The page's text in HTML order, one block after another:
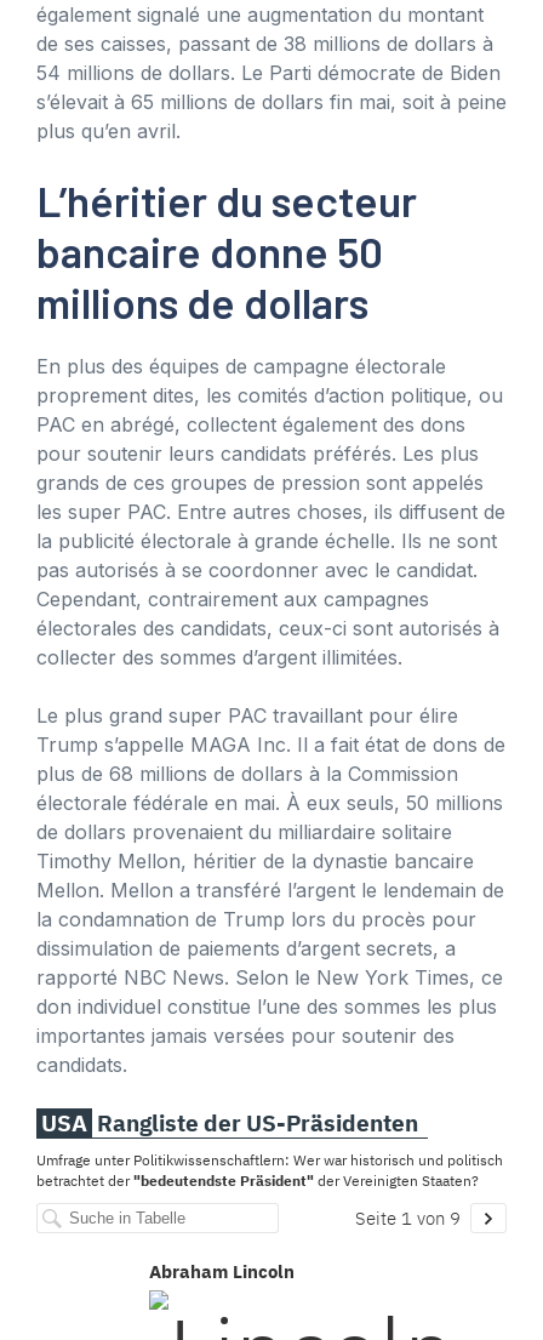
également signalé une augmentation du montant
de ses caisses, passant de 38 millions de dollars à
54 millions de dollars. Le Parti démocrate de Biden
s’élevait à 65 millions de dollars fin mai, soit à peine
plus qu’en avril.
L’héritier du secteur
bancaire donne 50
millions de dollars
En plus des équipes de campagne électorale
proprement dites, les comités d’action politique, ou
PAC en abrégé, collectent également des dons
pour soutenir leurs candidats préférés. Les plus
grands de ces groupes de pression sont appelés
les super PAC. Entre autres choses, ils diffusent de
la publicité électorale à grande échelle. Ils ne sont
pas autorisés à se coordonner avec le candidat.
Cependant, contrairement aux campagnes
électorales des candidats, ceux-ci sont autorisés à
collecter des sommes d’argent illimitées.
Le plus grand super PAC travaillant pour élire
Trump s’appelle MAGA Inc. Il a fait état de dons de
plus de 68 millions de dollars à la Commission
électorale fédérale en mai. À eux seuls, 50 millions
de dollars provenaient du milliardaire solitaire
Timothy Mellon, héritier de la dynastie bancaire
Mellon. Mellon a transféré l’argent le lendemain de
la condamnation de Trump lors du procès pour
dissimulation de paiements d’argent secrets, a
rapporté NBC News. Selon le New York Times, ce
don individuel constitue l’une des sommes les plus
importantes jamais versées pour soutenir des
candidats.